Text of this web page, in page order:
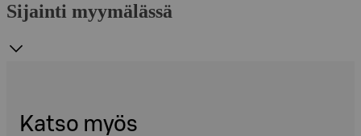
Sijainti myymälässä
Katso myös